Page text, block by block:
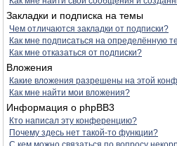
Закладки и подписка на темы
Чем отличаются закладки от подписки?
Как мне подписаться на определённую
Как мне отказаться от подписки?
Вложения
Какие вложения разрешены на этой
Как мне найти мои вложения?
Информация о phpBB3
Кто написал эту конференцию?
Почему здесь нет такой-то функции?